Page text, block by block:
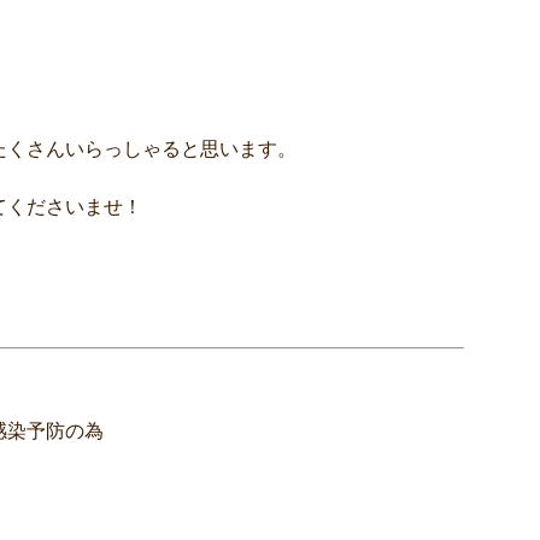
さんいらっしゃると思います。
ださいませ！
染予防の為